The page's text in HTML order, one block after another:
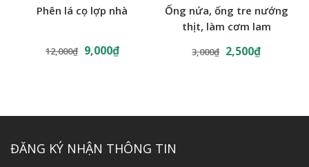
Thành phần: mái lá nhân tạo được tạo nên từ 2 thành
phần đó là thanh nẹp và tấm lá (sợi rơm, cỏ tranh).
Thanh nẹp: Được làm bằng nhựa đặc hoặc inox : Có tác
Phên lá cọ lợp nhà
12,000₫ 9,000₫
Ống nứa, ống tre nướng
thịt, làm cơm lam
3,000₫ 2,500₫
ĐĂNG KÝ NHẬN THÔNG TIN